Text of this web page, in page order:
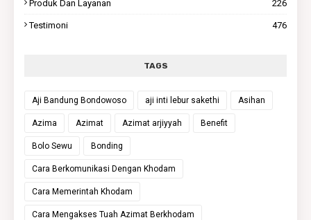
Produk Dan Layanan 226
Testimoni 476
TAGS
Aji Bandung Bondowoso aji inti lebur sakethi Asihan
Azima Azimat Azimat arjiyyah Benefit
Bolo Sewu Bonding
Cara Berkomunikasi Dengan Khodam
Cara Memerintah Khodam
Cara Mengakses Tuah Azimat Berkhodam